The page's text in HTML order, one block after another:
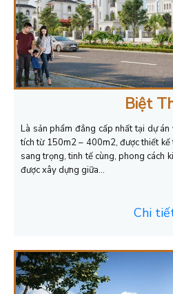
Biệt
Là sản phẩm đẳng cấp nhất tại dự
tích từ 150m2 – 400m2, được thiết
sang trọng, tinh tế cùng, phong cách
được xây dựng giữa…
Chi